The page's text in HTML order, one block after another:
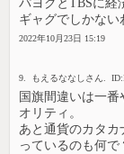
パヨクとTBSに経
ギャグでしかない
2022年10月23日 15:19
9. もえるななしさん.
国旗間違いは一
オリティ。
あと通貨のカタカ
っているのも何で